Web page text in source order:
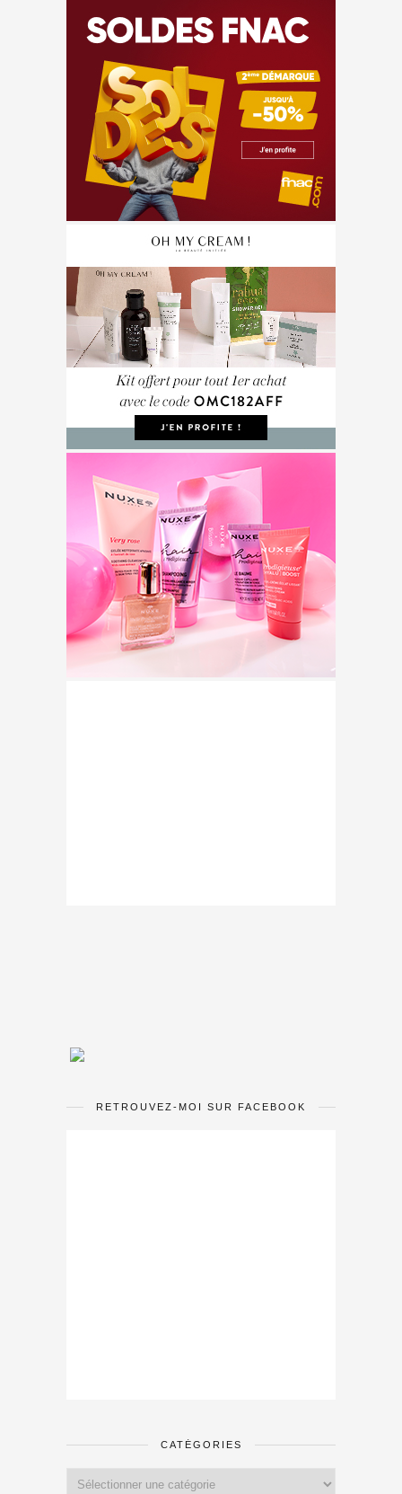
RETROUVEZ-MOI SUR FACEBOOK
CATÉGORIES